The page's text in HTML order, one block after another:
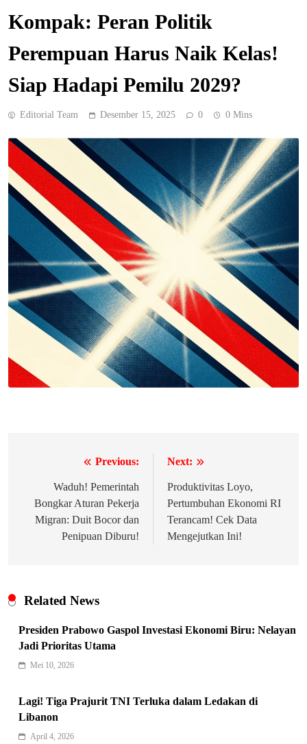
Kompak: Peran Politik
Perempuan Harus Naik Kelas!
Siap Hadapi Pemilu 2029?
Editorial Team Desember 15, 2025 0 0 Mins
Previous:
Waduh! Pemerintah
Bongkar Aturan Pekerja
Migran: Duit Bocor dan
Penipuan Diburu!
Next:
Produktivitas Loyo,
Pertumbuhan Ekonomi RI
Terancam! Cek Data
Mengejutkan Ini!
Related News
Presiden Prabowo Gaspol Investasi Ekonomi Biru: Nelayan
Jadi Prioritas Utama
Mei 10, 2026
Lagi! Tiga Prajurit TNI Terluka dalam Ledakan di
Libanon
April 4, 2026